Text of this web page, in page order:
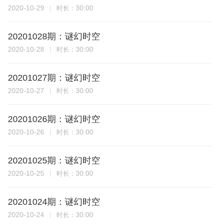
2020-10-29 时长： 30:00
20201028期：谜幻时空
2020-10-28 时长： 30:00
20201027期：谜幻时空
2020-10-27 时长： 30:00
20201026期：谜幻时空
2020-10-26 时长： 30:00
20201025期：谜幻时空
2020-10-25 时长： 30:00
20201024期：谜幻时空
2020-10-24 时长： 30:00